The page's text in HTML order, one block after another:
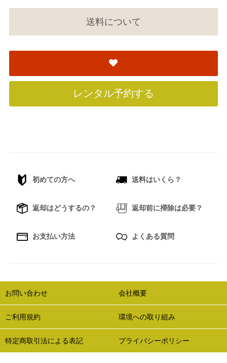
送料について
レンタル予約する
初めての方へ 送料はいくら？
返却はどうするの？ 返却前に掃除は必要？
お支払い方法 よくある質問
お問い合わせ 会社概要
ご利用規約 環境への取り組み
特定商取引法による表記 プライバシーポリシー